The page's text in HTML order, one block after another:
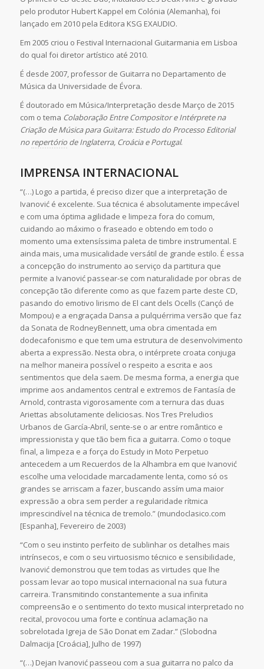
pelo produtor Hubert Kappel em Colónia (Alemanha), foi
lançado em 2010 pela Editora KSG EXAUDIO.
Em 2005 criou o Festival Internacional Guitarmania em Lisboa
do qual foi diretor artístico até 2010.
É desde 2007, professor de Guitarra no Departamento de
Música da Universidade de Évora.
É doutorado em Música/Interpretação desde Março de 2015
com o tema Colaboração Entre Compositor e Intérprete na
Criação de Música para Guitarra: Estudo do Processo Editorial
no repertóriode Inglaterra, Croácia e Portugal.
IMPRENSA INTERNACIONAL
“(…) Logo a partida, é preciso dizer que a interpretação de
Ivanović é excelente. Sua técnica é absolutamente impecável
e com uma óptima agilidade e limpeza fora do comum,
cuidando ao máximo o fraseado e obtendo em todo o
momento uma extensíssima paleta de timbre instrumental. E
ainda mais, uma musicalidade versátil de grande estilo. É essa
a concepção do instrumento ao serviço da partitura que
permite a Ivanović passear-se com naturalidade por obras de
concepção tão diferente como as que fazem parte deste CD,
pasando do emotivo lirismo de El cant dels Ocells (Cançó de
Mompou) e a engraçada Dansa a pulquérrima versão que faz
da Sonata de RodneyBennett, uma obra cimentada em
dodecafonismo e que tem uma estrutura de desenvolvimento
aberta a expressão. Nesta obra, o intérprete croata conjuga
na melhor maneira possível o respeito a escrita e aos
sentimentos que dela saem. De mesma forma, a energia que
imprime aos andamentos central e extremos de Fantasía de
Arnold, contrasta vigorosamente com a ternura das duas
Ariettas absolutamente deliciosas. Nos Tres Preludios
Urbanos de García-Abril, sente-se o ar entre romântico e
impressionista y que tão bem fica a guitarra. Como o toque
final, a limpeza e a força do Estudy in Moto Perpetuo
antecedem a um Recuerdos de la Alhambra em que Ivanović
escolhe uma velocidade marcadamente lenta, como só os
grandes se arriscam a fazer, buscando assím uma maior
expressão a obra sem perder a regularidade rítmica
imprescindível na técnica de tremolo.” (mundoclasico.com
[Espanha], Fevereiro de 2003)
“Com o seu instinto perfeito de sublinhar os detalhes mais
intrínsecos, e com o seu virtuosismo técnico e sensibilidade,
Ivanović demonstrou que tem todas as virtudes que lhe
possam levar ao topo musical internacional na sua futura
carreira. Transmitindo constantemente a sua infinita
compreensão e o sentimento do texto musical interpretado no
recital, provocou uma forte e contínua aclamação na
sobrelotada Igreja de São Donat em Zadar.” (Slobodna
Dalmacija [Croácia], Julho de 1997)
“(…) Dejan Ivanović passeou com a sua guitarra no palco da